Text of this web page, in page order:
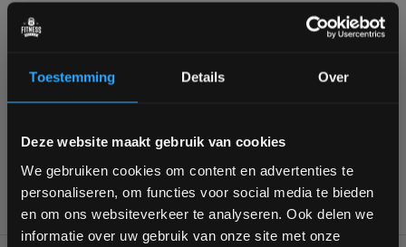
Toestemming Details Over
Deze website maakt gebruik van cookies
We gebruiken cookies om content en advertenties te
personaliseren, om functies voor social media te bieden
en om ons websiteverkeer te analyseren. Ook delen we
informatie over uw gebruik van onze site met onze
Veilig winkelen met het webshop keurmerk
Alles voor jouw gym op één plek
Voor 95% direct uit voorraad geleverd
Van homegym tot professionele gym
Persoonlijk en deskundig advies op maat
Complete gym inrichting mogelijk
Bam! 5% korting op je volgende
Schrijf je in voor onze nieuwsbrief om op de hoogte te
blijven over onze nieuwe producten, deals en meer
interessante info. Ontvang 5% korting op je eerstvolgende